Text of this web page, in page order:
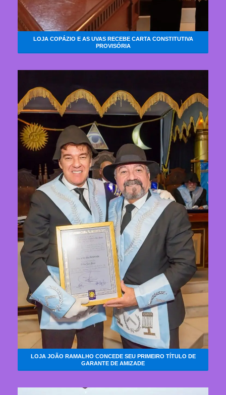
LOJA COPÁZIO E AS UVAS RECEBE CARTA CONSTITUTIVA
PROVISÓRIA
LOJA JOÃO RAMALHO CONCEDE SEU PRIMEIRO TÍTULO DE
GARANTE DE AMIZADE